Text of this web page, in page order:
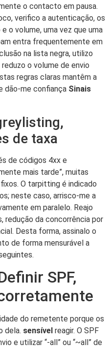
o contacto em pausa.
verifico a autenticação, os
o volume, uma vez que uma
entra frequentemente em
na lista negra, utilizo
o volume de envio
regras claras mantêm a
dão-me confiança Sinais
de taxa
de códigos 4xx e
mais tarde”, muitas
O tarpitting é indicado
neste caso, arrisco-me a
em paralelo. Reajo
redução da concorrência por
Desta forma, assinalo o
de forma mensurável a
SPF,
do remetente porque os
dela. sensível reagir. O SPF
e utilizar “-all” ou “~all” de